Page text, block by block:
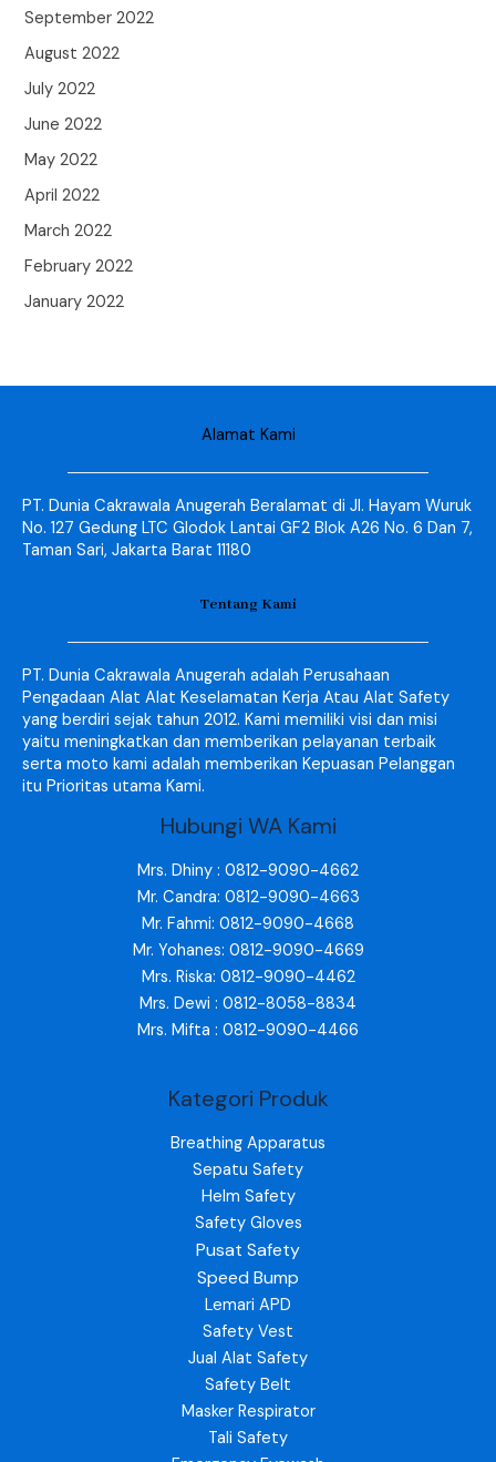
September 2022
August 2022
July 2022
June 2022
May 2022
April 2022
March 2022
February 2022
January 2022
Alamat Kami
PT. Dunia Cakrawala Anugerah Beralamat di Jl. Hayam Wuruk
No. 127 Gedung LTC Glodok Lantai GF2 Blok A26 No. 6 Dan 7,
Taman Sari, Jakarta Barat 11180
Tentang Kami
PT. Dunia Cakrawala Anugerah adalah Perusahaan
Pengadaan Alat Alat Keselamatan Kerja Atau Alat Safety
yang berdiri sejak tahun 2012. Kami memiliki visi dan misi
yaitu meningkatkan dan memberikan pelayanan terbaik
serta moto kami adalah memberikan Kepuasan Pelanggan
itu Prioritas utama Kami.
Hubungi WA Kami
Mrs. Dhiny : 0812-9090-4662
Mr. Candra: 0812-9090-4663
Mr. Fahmi: 0812-9090-4668
Mr. Yohanes: 0812-9090-4669
Mrs. Riska: 0812-9090-4462
Mrs. Dewi : 0812-8058-8834
Mrs. Mifta : 0812-9090-4466
Kategori Produk
Breathing Apparatus
Sepatu Safety
Helm Safety
Safety Gloves
Pusat Safety
Speed Bump
Lemari APD
Safety Vest
Jual Alat Safety
Safety Belt
Masker Respirator
Tali Safety